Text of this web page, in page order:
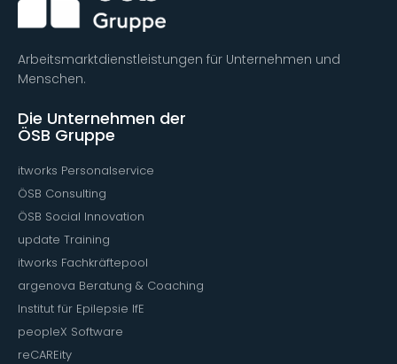
Arbeitsmarktdienstleistungen für Unternehmen und
Menschen.
Die Unternehmen der
ÖSB Gruppe
itworks Personalservice
ÖSB Consulting
ÖSB Social Innovation
update Training
itworks Fachkräftepool
argenova Beratung & Coaching
Institut für Epilepsie IfE
peopleX Software
reCAREity